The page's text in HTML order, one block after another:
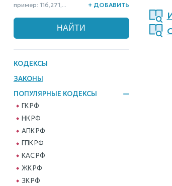
пример: 116,271,... + ДОБАВИТЬ
КОДЕКСЫ
ЗАКОНЫ
ПОПУЛЯРНЫЕ КОДЕКСЫ
ГК РФ
НК РФ
АПК РФ
ГПК РФ
КАС РФ
ЖК РФ
ЗК РФ